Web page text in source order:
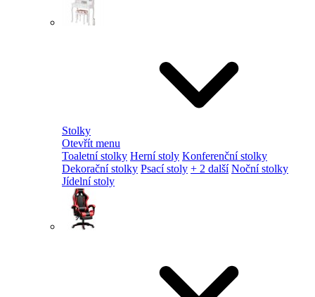
Stolky
Otevřít menu
Toaletní stolky Herní stoly Konferenční stolky
Dekorační stolky Psací stoly + 2 další Noční stolky
Jídelní stoly